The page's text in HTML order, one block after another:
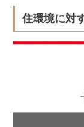
住環境に対